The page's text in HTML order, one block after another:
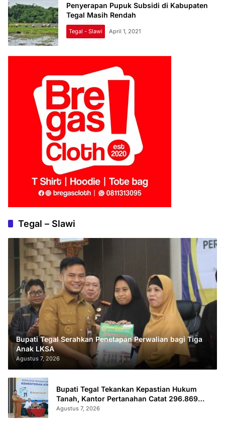
Penyerapan Pupuk Subsidi di Kabupaten
Tegal Masih Rendah
Tegal - Slawi April 1, 2021
Tegal – Slawi
Bupati Tegal Serahkan Penetapan Perwalian bagi Tiga
Anak LKSA
Agustus 7, 2026
Bupati Tegal Tekankan Kepastian Hukum
Tanah, Kantor Pertanahan Catat 296.869
Sertifikat Terbit
Agustus 7, 2026